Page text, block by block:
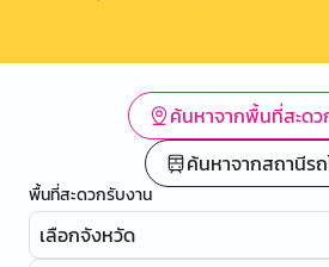
ค้นหาจากพื้นที่สะดว
ค้นหาจากสถานีร
พื้นที่สะดวกรับงาน
เลือกจังหวัด